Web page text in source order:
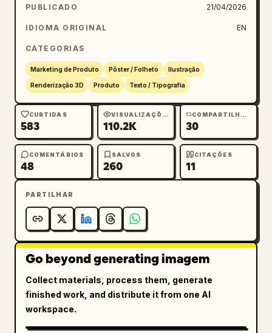
central","count":2,"labels":["sacola de
compras roxa","sacola de compras vermelha"]},
SLEEVE","position":"inferior
direito","count":2,"labels":["capa de copo
roxa","capa de copo vermelha"]},{"title":"联名
ao centro","count":2,"labels":["清小华","北小
大"]},{"title":"conjunto de caixa de
presente","position":"inferior
direito","count":3,"labels":["caixa aberta
com 2 taças","caixa externa fechada","bandeja
"hero":{"scene":"duas taças ornamentadas lado
a lado em uma superfície reflexiva brilhante
com um fundo de campus suavemente
desfocado","backgroundElements":
{"count":2,"labels":["portão universitário de
acadêmico tradicional chinês tipo pavilhão à
direita"]},"products":[{"name":"taça
Tsinghua","position":"esquerda","bodyColor":"
roxo real ","material":"esmalte texturizado
PUBLICADO 21/04/2026
IDIOMA ORIGINAL EN
CATEGORIAS
Marketing de Produto Pôster / Folheto Ilustração
Renderização 3D Produto Texto / Tipografia
CURTIDAS
583
VISUALIZAÇÕES
110.2K
COMPARTILHAMENTOS
30
COMENTÁRIOS
48
SALVOS
260
CITAÇÕES
11
PARTILHAR
Go beyond generating imagem
Collect materials, process them, generate
finished work, and distribute it from one AI
workspace.